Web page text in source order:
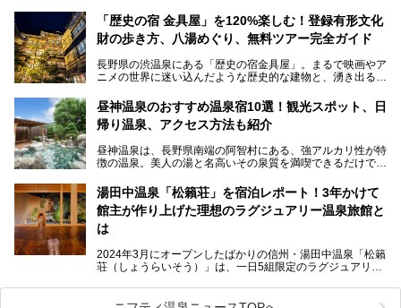
ので、野生のサルを観察する貴重な自然体験と温泉をあわせ
て楽しみたい人は、ぜひ参考にしてください。
リピートするファンも多い温泉です。冬はスキーと一緒に楽
しみたい極上の温泉を紹介します。
「歴史の宿 金具屋」を120%楽しむ！登録有形文化
財の歩き方、八湯めぐり、無料ツアー完全ガイド
長野県の渋温泉にある「歴史の宿金具屋」。まるで映画やア
ニメの世界に迷い込んだような歴史的な建物と、湧き出る温
を隅々まで楽しみたいですよね。この記事では、金具屋での
滞在を最高の思い出にするための「楽しみ方」を徹底的にご
紹介します！
昼神温泉のおすすめ温泉宿10選！観光スポット、日
帰り温泉、アクセス方法も紹介
昼神温泉は、長野県南端の阿智村にある、強アルカリ性が特
徴の温泉。美人の湯と名高いその泉質を満喫できるだけでな
昼神温泉では、朝市などの観光スポットや、信州名物のおや
きを楽しめるグルメスポットなど、観光を楽しむにはぴった
りの場所が豊富にあります。
この記事では、昼神温泉での滞在を充実させる宿泊施設や日
帰り温泉、見どころ満載の観光・グルメスポットに加え、ア
クセス方法も順に紹介します。
湯田中温泉「松籟荘」を宿泊レポート！3年かけて
館主が作り上げた理想のラグジュアリー温泉旅館と
は
2024年3月にオープンしたばかりの信州・湯田中温泉「松籟
荘（しょうらいそう）」は、一日5組限定のラグジュアリー
ライベートに楽しめる非日常感が味わえます。また宿泊者は
道向かいの「よろづや」の大浴場「桃山風呂」や共同浴場の